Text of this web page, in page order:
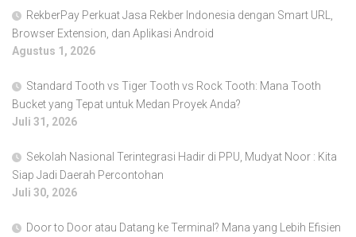
RekberPay Perkuat Jasa Rekber Indonesia dengan Smart URL,
Browser Extension, dan Aplikasi Android
Agustus 1, 2026
Standard Tooth vs Tiger Tooth vs Rock Tooth: Mana Tooth
Bucket yang Tepat untuk Medan Proyek Anda?
Juli 31, 2026
Sekolah Nasional Terintegrasi Hadir di PPU, Mudyat Noor : Kita
Siap Jadi Daerah Percontohan
Juli 30, 2026
Door to Door atau Datang ke Terminal? Mana yang Lebih Efisien